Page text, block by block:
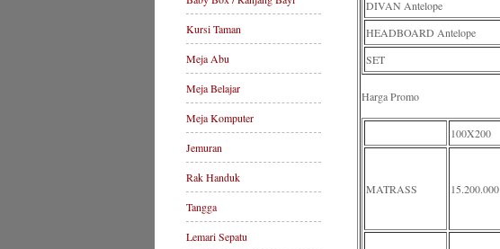
Kursi Taman
Meja Abu
Meja Belajar
Meja Komputer
Jemuran
Rak Handuk
Tangga
Lemari Sepatu
DIVAN Antelope
HEADBOARD Antelope
SET
Harga Promo
100X200
MATRASS 15.200.000